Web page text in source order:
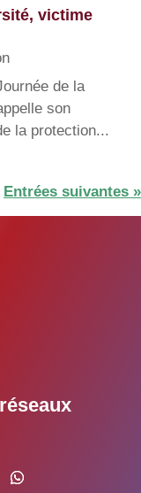
victime
de la
son
la protection...
Entrées suivantes »